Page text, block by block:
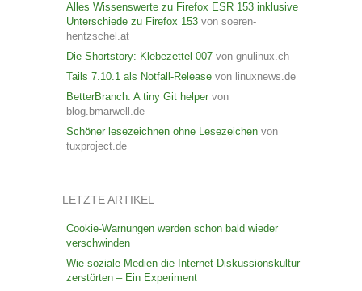
Alles Wissenswerte zu Firefox ESR 153 inklusive
Unterschiede zu Firefox 153von soeren-
hentzschel.at
Die Shortstory: Klebezettel 007von gnulinux.ch
Tails 7.10.1 als Notfall-Releasevon linuxnews.de
BetterBranch: A tiny Git helpervon
blog.bmarwell.de
Schöner lesezeichnen ohne Lesezeichenvon
tuxproject.de
LETZTE ARTIKEL
Cookie-Warnungen werden schon bald wieder
verschwinden
Wie soziale Medien die Internet-Diskussionskultur
zerstörten – Ein Experiment